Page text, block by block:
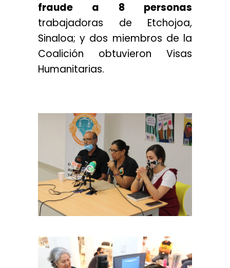
fraude a 8 personas
trabajadoras de Etchojoa,
Sinaloa; y dos miembros de la
Coalición obtuvieron Visas
Humanitarias.